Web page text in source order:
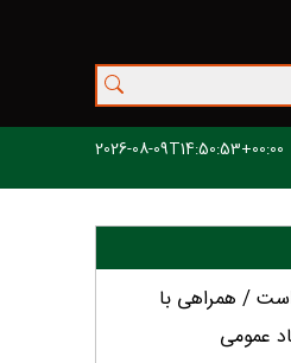
2026-08-09T14:50:53+00:00
/ همراهی با
عمومی